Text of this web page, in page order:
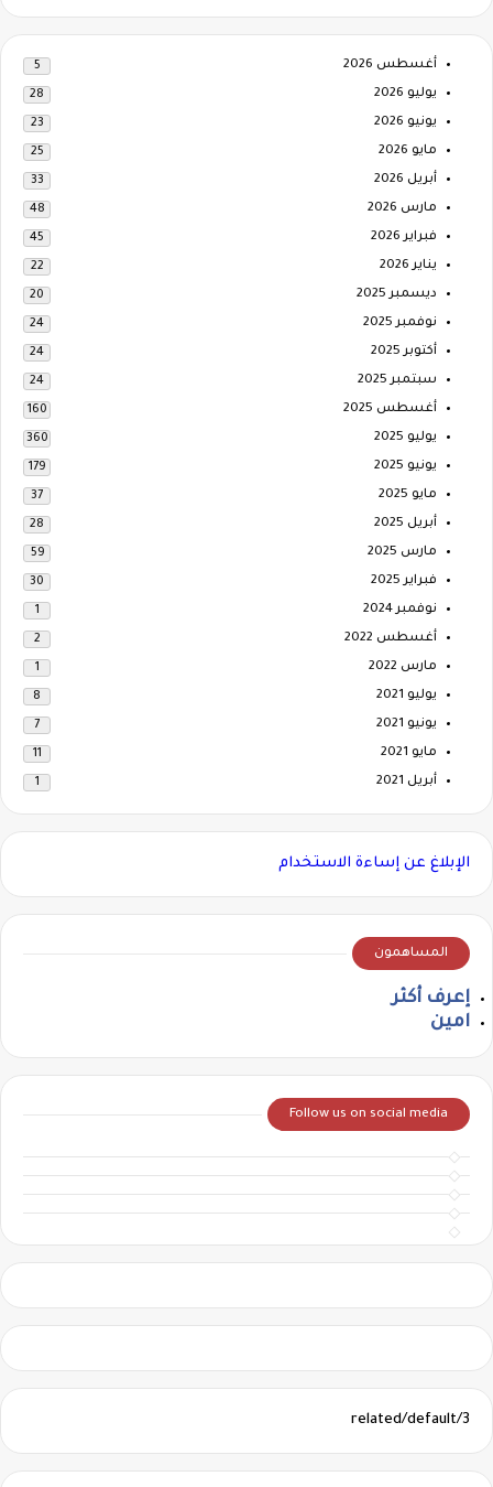
أغسطس 2026 5
يوليو 2026 28
يونيو 2026 23
مايو 2026 25
أبريل 2026 33
مارس 2026 48
فبراير 2026 45
يناير 2026 22
ديسمبر 2025 20
نوفمبر 2025 24
أكتوبر 2025 24
سبتمبر 2025 24
أغسطس 2025 160
يوليو 2025 360
يونيو 2025 179
مايو 2025 37
أبريل 2025 28
مارس 2025 59
فبراير 2025 30
نوفمبر 2024 1
أغسطس 2022 2
مارس 2022 1
يوليو 2021 8
يونيو 2021 7
مايو 2021 11
أبريل 2021 1
الإبلاغ عن إساءة الاستخدام
المساهمون
إعرف أكثر
امين
Follow us on social media
3/related/default